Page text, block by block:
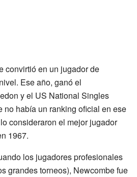
convirtió en un jugador de
Ese año, ganó el
y el US National Singles
no había un ranking oficial en ese
consideraron el mejor jugador
1967.
los jugadores profesionales
grandes torneos), Newcombe fue